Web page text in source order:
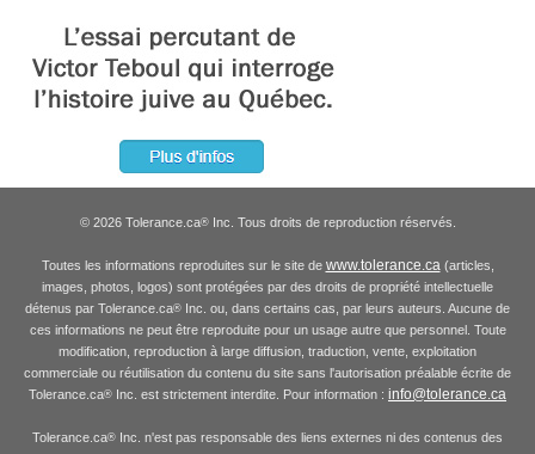
© 2026 Tolerance.ca®Inc. Tous droits de reproduction réservés.
Toutes les informations reproduites sur le site de www.tolerance.ca(articles,
images, photos, logos) sont protégées par des droits de propriété intellectuelle
détenus par Tolerance.ca® Inc. ou, dans certains cas, par leurs auteurs. Aucune de
ces informations ne peut être reproduite pour un usage autre que personnel. Toute
modification, reproduction à large diffusion, traduction, vente, exploitation
commerciale ou réutilisation du contenu du site sans l'autorisation préalable écrite de
Tolerance.ca® Inc. est strictement interdite. Pour information : info@tolerance.ca
Tolerance.ca® Inc. n'est pas responsable des liens externes ni des contenus des